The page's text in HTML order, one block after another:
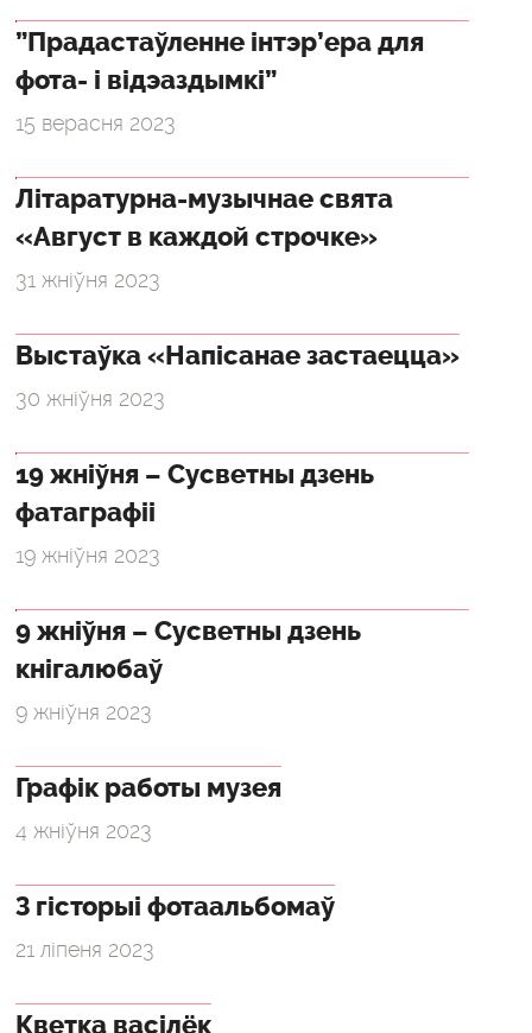
”Прадастаўленне інтэр’ера для
фота- і відэаздымкі”
15 верасня 2023
Літаратурна-музычнае свята
«Август в каждой строчке»
31 жніўня 2023
Выстаўка «Напісанае застаецца»
30 жніўня 2023
19 жніўня – Сусветны дзень
фатаграфіі
19 жніўня 2023
9 жніўня – Сусветны дзень
кнігалюбаў
9 жніўня 2023
Графік работы музея
4 жніўня 2023
З гісторыі фотаальбомаў
21 ліпеня 2023
Кветка васілёк